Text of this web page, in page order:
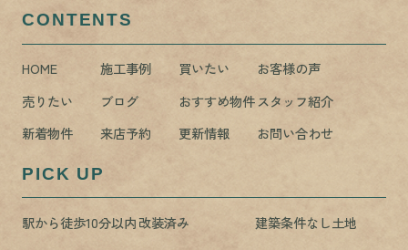
CONTENTS
HOME 施工事例 買いたい
お客様の声
売りたい
ブログ おすすめ物件スタッフ紹介
新着物件
来店予約 更新情報 お問い合わせ
PICK UP
駅から徒歩10分以内改装済み
建築条件なし土地